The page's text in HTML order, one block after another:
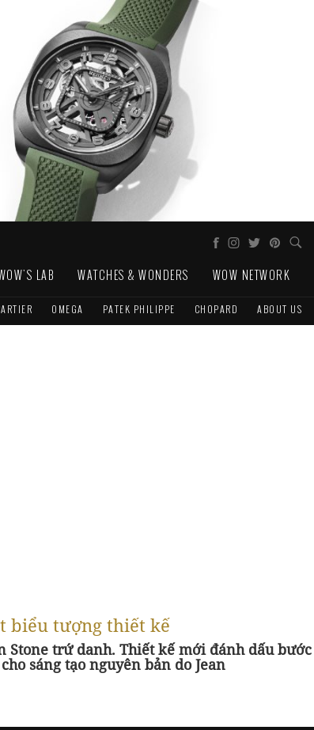
LAB WATCHES & WONDERS WOW NETWORK
OMEGA PATEK PHILIPPE CHOPARD ABOUT US
biểu tượng thiết kế
Stone trứ danh. Thiết kế mới đánh dấu bước
sáng tạo nguyên bản do Jean